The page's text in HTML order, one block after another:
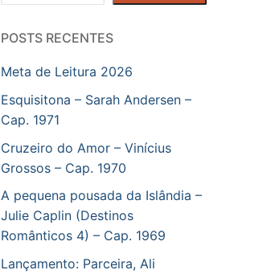
POSTS RECENTES
Meta de Leitura 2026
Esquisitona – Sarah Andersen –
Cap. 1971
Cruzeiro do Amor – Vinícius
Grossos – Cap. 1970
A pequena pousada da Islândia –
Julie Caplin (Destinos
Românticos 4) – Cap. 1969
Lançamento: Parceira, Ali